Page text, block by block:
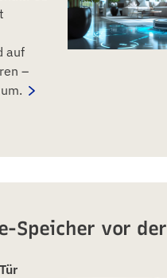
auf
–
Speicher vor der